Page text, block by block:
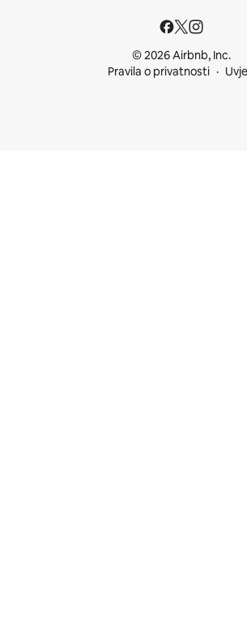
© 2026 Airbnb, Inc.
Pravila o privatnosti